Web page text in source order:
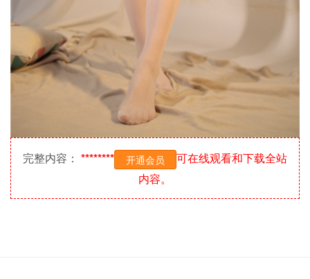
完整内容： ******** 开通会员
可在线观看和下载全站
内容。